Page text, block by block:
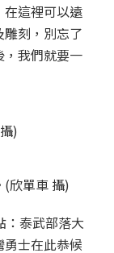
在這裡可以遠
刻，別忘了
我們就要一
)
欣單車 攝)
：泰武部落大
士在此恭候